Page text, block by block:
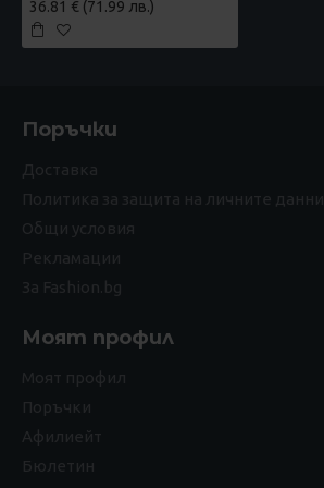
36.81 € (71.99 лв.)
Поръчки
Доставка
Политика за защита на личните данни
Общи условия
Рекламации
За Fashion.bg
Моят профил
Моят профил
Поръчки
Афилиейт
Бюлетин